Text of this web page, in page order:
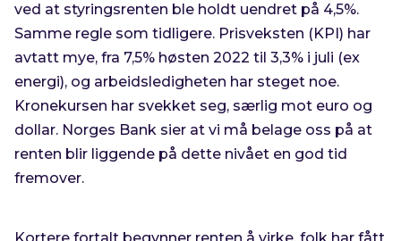
ved at styringsrenten ble holdt uendret på 4,5%.
Samme regle som tidligere. Prisveksten (KPI) har
avtatt mye, fra 7,5% høsten 2022 til 3,3% i juli (ex
energi), og arbeidsledigheten har steget noe.
Kronekursen har svekket seg, særlig mot euro og
dollar. Norges Bank sier at vi må belage oss på at
renten blir liggende på dette nivået en god tid
fremover.